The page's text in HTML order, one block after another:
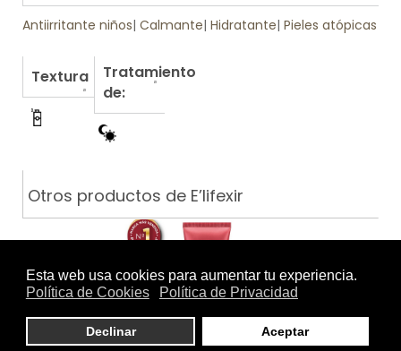
Antiirritante niños| Calmante| Hidratante| Pieles atópicas
Textura
Tratamiento
de:
Otros productos de E’lifexir